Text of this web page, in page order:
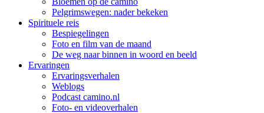
Pelgrimswegen: nader bekeken
Spirituele reis
Bespiegelingen
Foto en film van de maand
De weg naar binnen in woord en beeld
Ervaringen
Ervaringsverhalen
Weblogs
Podcast camino.nl
Foto- en videoverhalen